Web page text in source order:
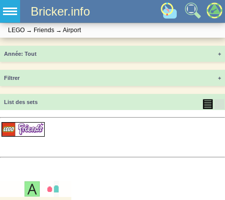
Bricker.info
LEGO → Friends → Airport
Année +
Filtrer +
List des sets ▤